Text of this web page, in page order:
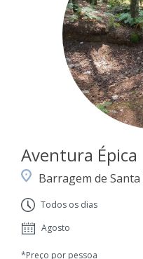
Aventura Épica
Barragem de
Todos os dias
Agosto
*Preço por pessoa